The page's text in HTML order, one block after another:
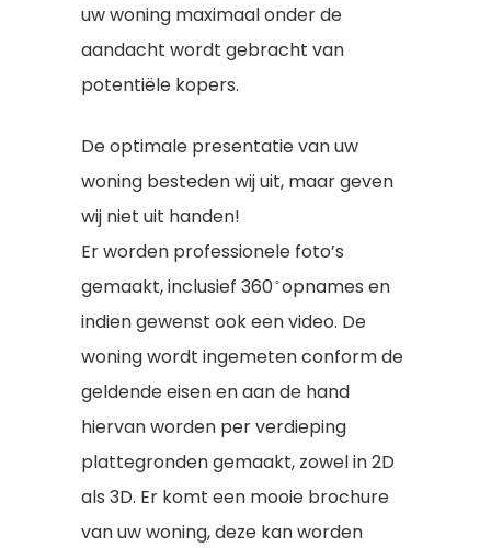
uw woning maximaal onder de
aandacht wordt gebracht van
potentiële kopers.
De optimale presentatie van uw
woning besteden wij uit, maar geven
wij niet uit handen!
Er worden professionele foto’s
gemaakt, inclusief 360 ̊ opnames en
indien gewenst ook een video. De
woning wordt ingemeten conform de
geldende eisen en aan de hand
hiervan worden per verdieping
plattegronden gemaakt, zowel in 2D
als 3D. Er komt een mooie brochure
van uw woning, deze kan worden